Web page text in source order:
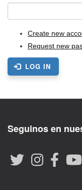
Create new
Request new
LOG IN
Seguinos en